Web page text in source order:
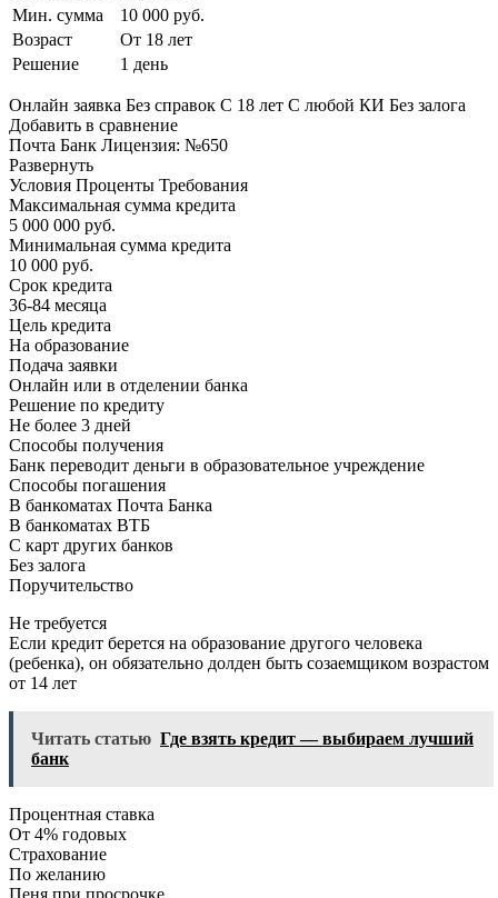
Мин. сумма
10 000 руб.
Возраст
От 18 лет
Решение
1 день
Онлайн заявка Без справок С 18 лет С любой КИ Без залога
Добавить в сравнение
Почта Банк Лицензия: №650
Развернуть
Условия Проценты Требования
Максимальная сумма кредита
5 000 000 руб.
Минимальная сумма кредита
10 000 руб.
Срок кредита
36-84 месяца
Цель кредита
На образование
Подача заявки
Онлайн или в отделении банка
Решение по кредиту
Не более 3 дней
Способы получения
Банк переводит деньги в образовательное учреждение
Способы погашения
В банкоматах Почта Банка
В банкоматах ВТБ
С карт других банков
Без залога
Поручительство
Не требуется
Если кредит берется на образование другого человека
(ребенка), он обязательно долден быть созаемщиком возрастом
от 14 лет
Читать статью Где взять кредит — выбираем лучший
банк
Процентная ставка
От 4% годовых
Страхование
По желанию
Пеня при просрочке